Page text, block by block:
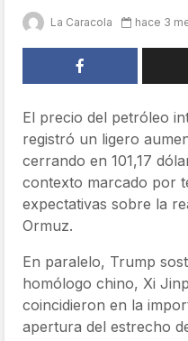
La Caracola hace 3
El precio del petróleo
registró un ligero
cerrando en 101,17
contexto marcado por
expectativas sobre la
Ormuz.
En paralelo, Trump
homólogo chino, Xi
coincidieron en la
apertura del estrecho